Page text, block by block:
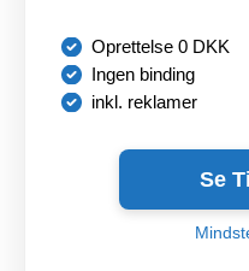
Oprettelse 0 DKK
Ingen binding
inkl. reklamer
Se